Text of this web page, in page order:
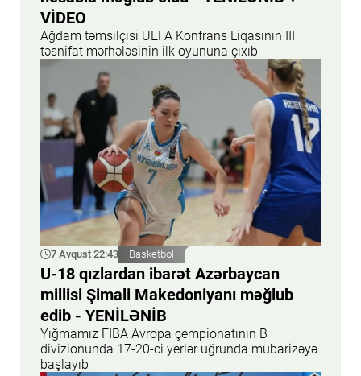
VİDEO
Ağdam təmsilçisi UEFA Konfrans Liqasının III
təsnifat mərhələsinin ilk oyununa çıxıb
7 Avqust 22:43 Basketbol
U-18 qızlardan ibarət Azərbaycan
millisi Şimali Makedoniyanı məğlub
edib - YENİLƏNİB
Yığmamız FIBA Avropa çempionatının B
divizionunda 17-20-ci yerlər uğrunda mübarizəyə
başlayıb